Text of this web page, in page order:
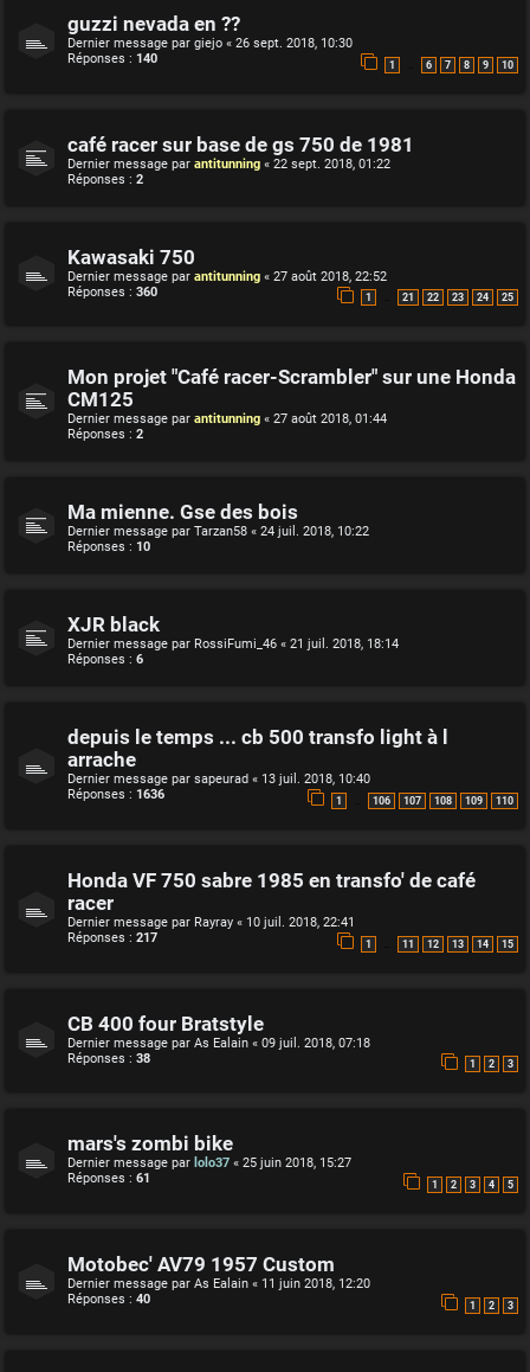
guzzi nevada en ??
Dernier message par giejo « 26 sept. 2018, 10:30
Réponses : 140 1 6 7 8 9 10
café racer sur base de gs 750 de 1981
Dernier message par antitunning « 22 sept. 2018, 01:22
Réponses : 2
Kawasaki 750
Dernier message par antitunning « 27 août 2018, 22:52
Réponses : 360 1 21 22 23 24 25
Mon projet "Café racer-Scrambler" sur une Honda
CM125
Dernier message par antitunning « 27 août 2018, 01:44
Réponses : 2
Ma mienne. Gse des bois
Dernier message par Tarzan58 « 24 juil. 2018, 10:22
Réponses : 10
XJR black
Dernier message par RossiFumi_46 « 21 juil. 2018, 18:14
Réponses : 6
depuis le temps ... cb 500 transfo light à l
arrache
Dernier message par sapeurad « 13 juil. 2018, 10:40
Réponses : 1636 1 106 107 108 109 110
Honda VF 750 sabre 1985 en transfo' de café
racer
Dernier message par Rayray « 10 juil. 2018, 22:41
Réponses : 217 1 11 12 13 14 15
CB 400 four Bratstyle
Dernier message par As Ealain « 09 juil. 2018, 07:18
Réponses : 38 1 2 3
mars's zombi bike
Dernier message par lolo37 « 25 juin 2018, 15:27
Réponses : 61 1 2 3 4 5
Motobec' AV79 1957 Custom
Dernier message par As Ealain « 11 juin 2018, 12:20
Réponses : 40 1 2 3